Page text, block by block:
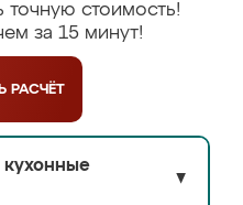
стоимость!
за 15 минут!
РАСЧЁТ
кухонные
▼